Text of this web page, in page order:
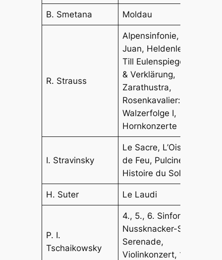
B. Smetana Moldau
R. Strauss
Alpensinfonie, Don
Juan, Heldenleben,
Till Eulenspiegel, Tod
& Verklärung,
Zarathustra,
Rosenkavalier:
Walzerfolge I,
Hornkonzerte
I. Stravinsky
Le Sacre, L’Oiseau
de Feu, Pulcinella,
Histoire du Soldat
H. Suter Le Laudi
P. I.
Tschaikowsky
4., 5., 6. Sinfonie,
Nussknacker-Suite,
Serenade,
Violinkonzert, 1.